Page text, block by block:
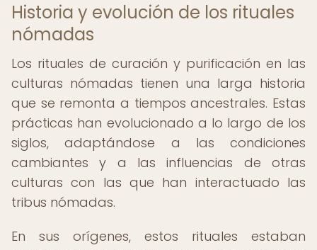
Historia y evolución de los rituales
nómadas
Los rituales de curación y purificación en las
culturas nómadas tienen una larga historia
que se remonta a tiempos ancestrales. Estas
prácticas han evolucionado a lo largo de los
siglos, adaptándose a las condiciones
cambiantes y a las influencias de otras
culturas con las que han interactuado las
tribus nómadas.
En sus orígenes, estos rituales estaban